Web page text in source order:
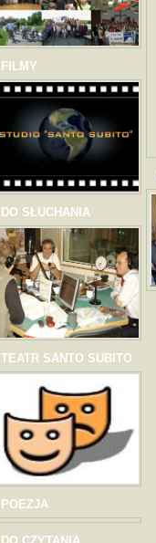
FILMY
DO SŁUCHANIA
TEATR SANTO SUBITO
POEZJA